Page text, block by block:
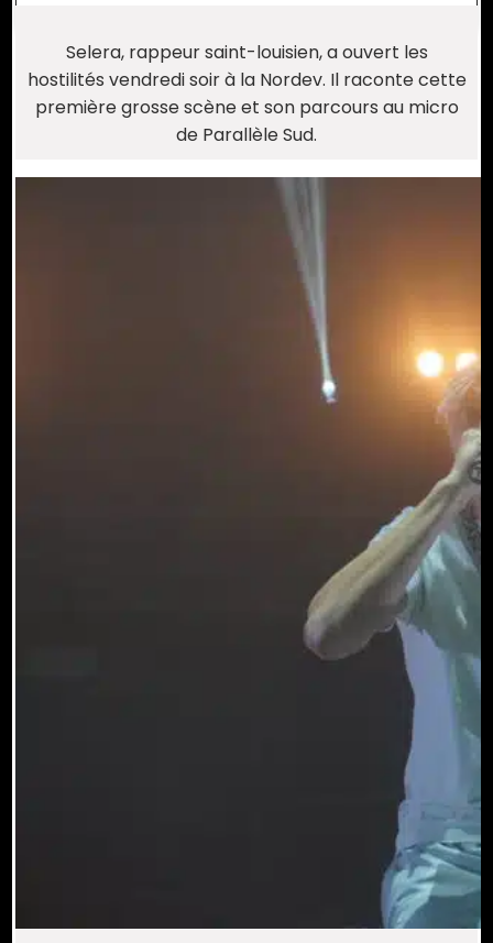
Selera, rappeur saint-louisien, a ouvert les
hostilités vendredi soir à la Nordev. Il raconte cette
première grosse scène et son parcours au micro
de Parallèle Sud.